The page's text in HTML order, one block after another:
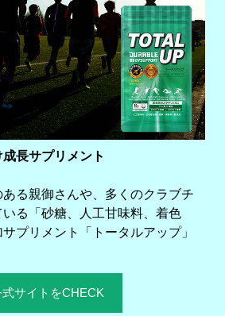
長サプリメント
る親御さんや、多くのクラブチ
る「砂糖、人工甘味料、着色
プリメント「トータルアップ」
式サイトをCHECK